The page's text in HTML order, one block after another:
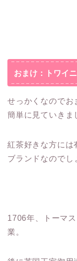
おまけ：トワイ
せっかくなのでお
簡単に見ていきま
紅茶好きな方には
ブランドなのでし
1706年、トーマ
業。